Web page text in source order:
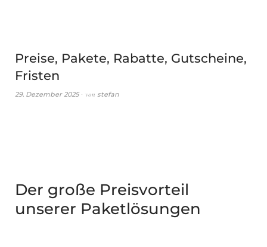
Preise, Pakete, Rabatte, Gutscheine,
Fristen
29. Dezember 2025 von stefan
Der große Preisvorteil
unserer Paketlösungen